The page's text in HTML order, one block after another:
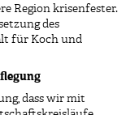
Region krisenfester.
des
für Koch und
dass wir mit